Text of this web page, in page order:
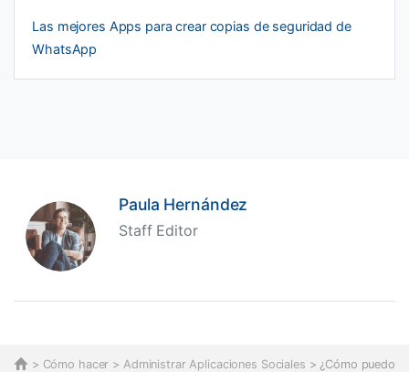
Las mejores Apps para crear copias de seguridad de
WhatsApp
Paula Hernández
Staff Editor
> Cómo hacer > Administrar Aplicaciones Sociales > ¿Cómo puedo